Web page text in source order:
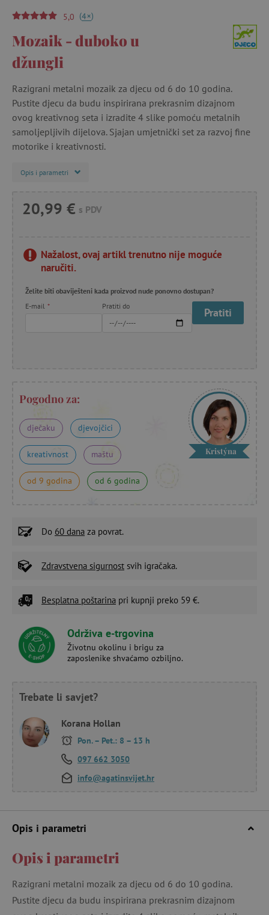
5,0 (4+)
Mozaik - duboko u
džungli
Razigrani metalni mozaik za djecu od 6 do 10 godina.
Pustite djecu da budu inspirirana prekrasnim dizajnom
ovog kreativnog seta i izradite 4 slike pomoću metalnih
samoljepljivih dijelova. Sjajan umjetnički set za razvoj fine
motorike i kreativnosti.
Opis i parametri
20,99 € s PDV
Nažalost, ovaj artikl trenutno nije moguće
naručiti.
Želite biti obaviješteni kada proizvod nude ponovno dostupan?
E-mail * Pratiti do Pratiti
Pogodno za:
dječaku djevojčici
kreativnost maštu
od 9 godina od 6 godina
Kristýna
Do 60 dana za povrat.
Zdravstvena sigurnost svih igračaka.
Besplatna poštarina pri kupnji preko 59 €.
Održiva e-trgovina
Životnu okolinu i brigu za
zaposlenike shvaćamo ozbiljno.
Trebate li savjet?
Korana Hollan
Pon. – Pet.: 8 – 13 h
097 662 3050
info@agatinsvijet.hr
Opis i parametri
Opis i parametri
Razigrani metalni mozaik za djecu od 6 do 10 godina.
Pustite djecu da budu inspirirana prekrasnim dizajnom